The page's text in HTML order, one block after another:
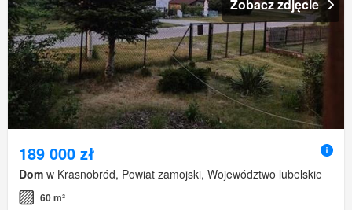
Zobacz zdjęcie
189 000 zł
Dom w Krasnobród, Powiat zamojski, Województwo lubelskie
60 m²